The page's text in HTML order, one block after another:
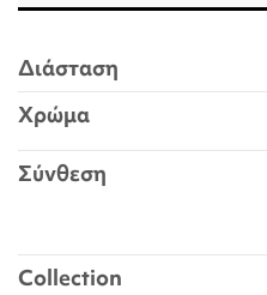
Διάσταση
Χρώμα
Σύνθεση
Collection